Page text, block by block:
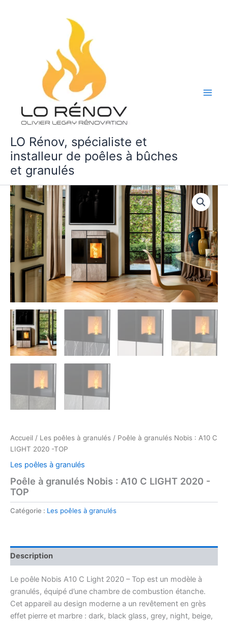
LO Rénov, spécialiste et
installeur de poêles à bûches
et granulés
Accueil / Les poêles à granulés / Poêle à granulés Nobis : A10 C
LIGHT 2020 -TOP
Les poêles à granulés
Poêle à granulés Nobis : A10 C LIGHT 2020 -
TOP
Catégorie : Les poêles à granulés
Description
Le poêle Nobis A10 C Light 2020 – Top est un modèle à
granulés, équipé d’une chambre de combustion étanche.
Cet appareil au design moderne a un revêtement en grès
effet pierre et marbre : dark, black glass, grey, night, beige,